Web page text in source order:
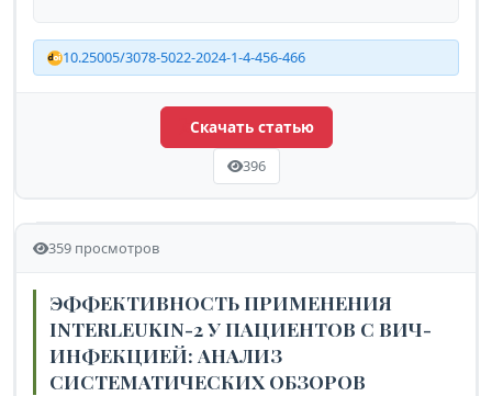
10.25005/3078-5022-2024-1-4-456-466
Скачать статью
396
359 просмотров
ЭФФЕКТИВНОСТЬ ПРИМЕНЕНИЯ
INTERLEUKIN-2 У ПАЦИЕНТОВ С ВИЧ-
ИНФЕКЦИЕЙ: АНАЛИЗ
СИСТЕМАТИЧЕСКИХ ОБЗОРОВ